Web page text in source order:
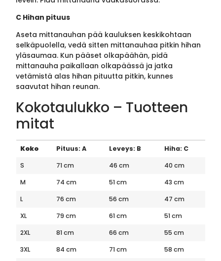
C Hihan pituus
Aseta mittanauhan pää kauluksen keskikohtaan
selkäpuolella, vedä sitten mittanauhaa pitkin hihan
yläsaumaa. Kun pääset olkapäähän, pidä
mittanauha paikallaan olkapäässä ja jatka
vetämistä alas hihan pituutta pitkin, kunnes
saavutat hihan reunan.
Kokotaulukko – Tuotteen
mitat
Koko Pituus: A Leveys: B
Hiha: C
S
71 cm 46 cm
40 cm
M
74 cm 51 cm
43 cm
L
76 cm 56 cm
47 cm
XL
79 cm 61 cm
51 cm
2XL
81 cm 66 cm
55 cm
3XL
84 cm 71 cm
58 cm